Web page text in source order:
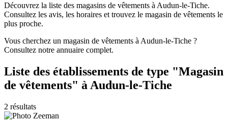
Découvrez la liste des magasins de vêtements à Audun-le-Tiche.
Consultez les avis, les horaires et trouvez le magasin de vêtements le
plus proche.
Vous cherchez un magasin de vêtements à Audun-le-Tiche ?
Consultez notre annuaire complet.
Liste des établissements de type "Magasin
de vêtements" à Audun-le-Tiche
2 résultats